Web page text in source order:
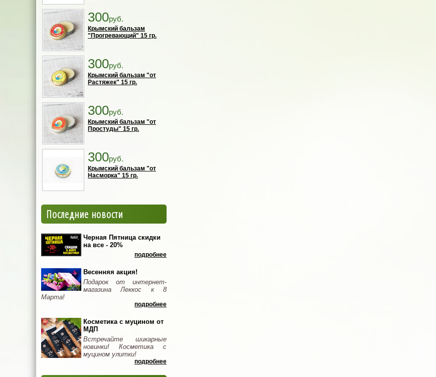
300руб.
Крымский бальзам
"Прогревающий" 15 гр.
300руб.
Крымский бальзам "от
Растяжек" 15 гр.
300руб.
Крымский бальзам "от
Простуды" 15 гр.
300руб.
Крымский бальзам "от
Насморка" 15 гр.
Последние новости
Черная Пятница скидки
на все - 20%
подробнее
Весенняя акция!
Подарок от интернет-
магазина Леккос к 8
Марта!
подробнее
Косметика с муцином от
МДП
Встречайте шикарные
новинки! Косметика с
муцином улитки!
подробнее